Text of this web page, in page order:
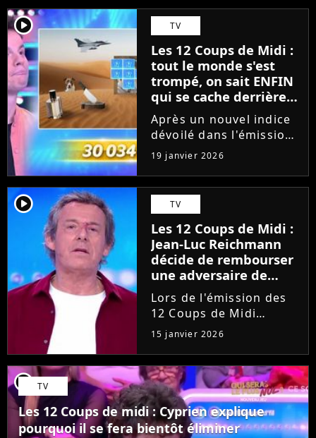
plateau des 12 Coups de
midi (TF1) et a vu Céline
le complimenter. Mais
pas seulement. Jean-Luc
Reichmann...
player2 TV
Les 12 Coups de Midi :
tout le monde s'est
trompé, on sait ENFIN
qui se cache derrière
l'Etoile Mystérieuse de
janvier 2026 (et c'était
pas facile)
Après un nouvel indice
dévoilé dans l'émission
du dimanche 18 janvier
2026, on sait enfin
quelle star se cache
derrière l'Etoile
Mystérieuse de ce
début d'année dans Les
12 Coups de...
19 janvier 2026
player2 TV
Les 12 Coups de Midi :
Jean-Luc Reichmann
décide de rembourser
une adversaire de
Cyprien, "Je ne
supporte pas
l'injustice"
Lors de l'émission des
12 Coups de Midi
diffusée le mercredi 14
janvier 2026 sur TF1,
Jean-Luc Reichmann a
surpris tout le monde. Il
a annoncé qu'il allait
rembourser une
candidate...
15 janvier 2026
player2 TV
Les 12 Coups de midi : Cyprien explique
pourquoi il se fera bientôt éliminer